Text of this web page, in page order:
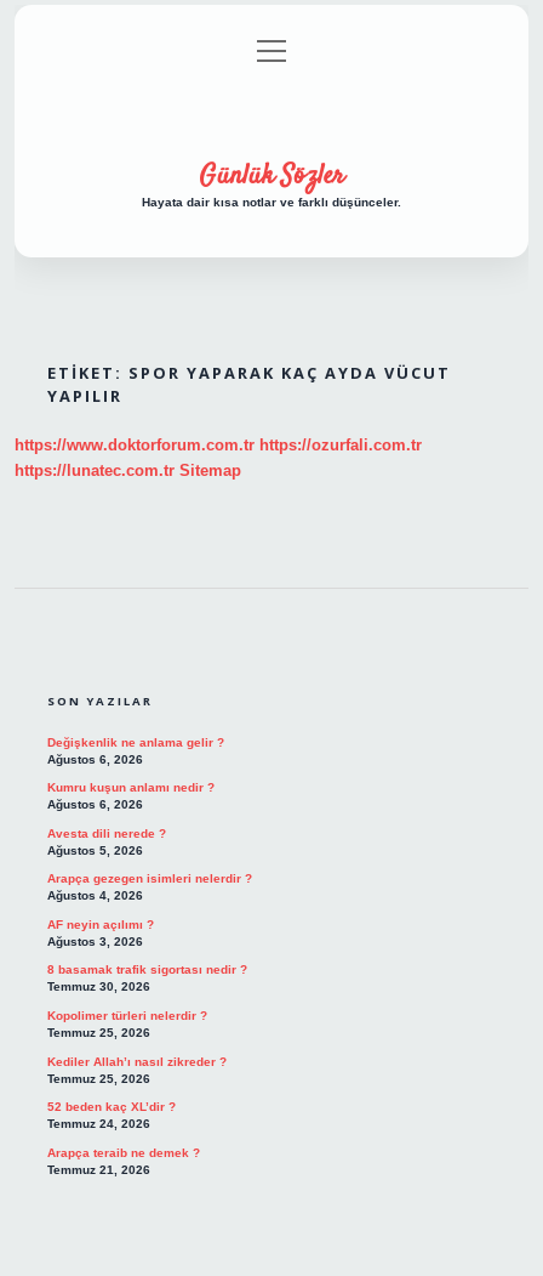
Gizlilik Politikası
menüyü
aç
Günlük Sözler
Hayata dair kısa notlar ve farklı düşünceler.
ETIKET: SPOR YAPARAK KAÇ AYDA VÜCUT
YAPILIR
https://www.doktorforum.com.tr https://ozurfali.com.tr
https://lunatec.com.tr Sitemap
SON YAZILAR
Değişkenlik ne anlama gelir ?
Ağustos 6, 2026
Kumru kuşun anlamı nedir ?
Ağustos 6, 2026
Avesta dili nerede ?
Ağustos 5, 2026
Arapça gezegen isimleri nelerdir ?
Ağustos 4, 2026
AF neyin açılımı ?
Ağustos 3, 2026
8 basamak trafik sigortası nedir ?
Temmuz 30, 2026
Kopolimer türleri nelerdir ?
Temmuz 25, 2026
Kediler Allah’ı nasıl zikreder ?
Temmuz 25, 2026
52 beden kaç XL’dir ?
Temmuz 24, 2026
Arapça teraib ne demek ?
Temmuz 21, 2026